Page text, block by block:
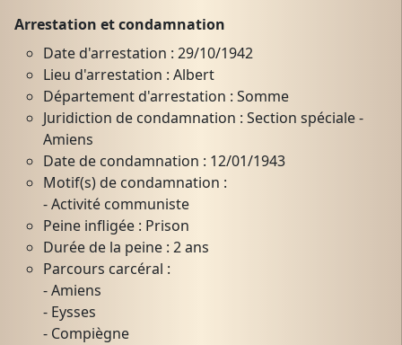
Arrestation et condamnation
Date d'arrestation : 29/10/1942
Lieu d'arrestation : Albert
Département d'arrestation : Somme
Juridiction de condamnation : Section spéciale -
Amiens
Date de condamnation : 12/01/1943
Motif(s) de condamnation :
- Activité communiste
Peine infligée : Prison
Durée de la peine : 2 ans
Parcours carcéral :
- Amiens
- Eysses
- Compiègne